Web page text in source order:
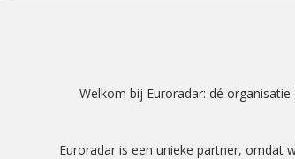
Welkom bij Euroradar: dé
Euroradar is een unieke partner, omdat